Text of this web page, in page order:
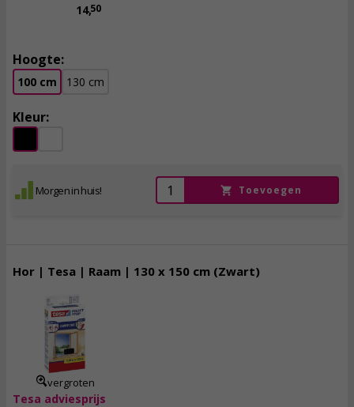
14,50
Hoogte:
100 cm 130 cm
Kleur:
Morgen in huis! Toevoegen
Hor | Tesa | Raam | 130 x 150 cm (Zwart)
vergroten
Tesa adviesprijs